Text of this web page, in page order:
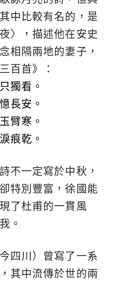
中比較有名的，是
〉，描述他在安史
相隔兩地的妻子，
百首》：
獨看。
長安。
臂寒。
痕乾。
不一定寫於中秋，
特別豐富，徐國能
了杜甫的一貫風
。
四川）曾寫了一系
其中流傳於世的兩